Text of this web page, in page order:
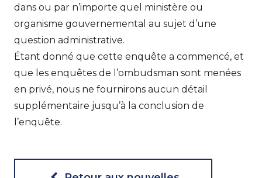
dans ou par n’importe quel ministère ou
organisme gouvernemental au sujet d’une
question administrative.
Étant donné que cette enquête a commencé, et
que les enquêtes de l’ombudsman sont menées
en privé, nous ne fournirons aucun détail
supplémentaire jusqu’à la conclusion de
l’enquête.